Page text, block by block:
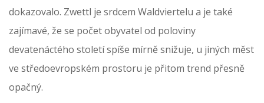
dokazovalo. Zwettl je srdcem Waldviertelu a je také
zajímavé, že se počet obyvatel od poloviny
devatenáctého století spíše mírně snižuje, u jiných měst
ve středoevropském prostoru je přitom trend přesně
opačný.